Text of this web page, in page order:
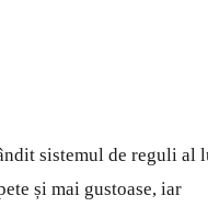
sistemul de reguli al
și mai gustoase, iar